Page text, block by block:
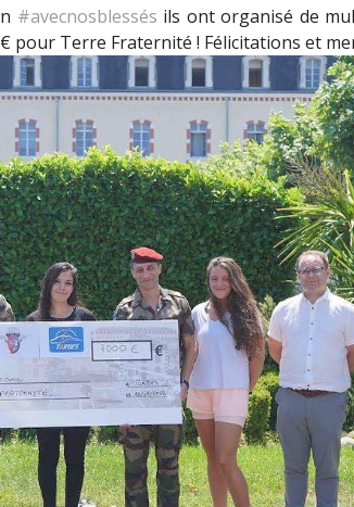
#avecnosblessés ils ont organisé de
pour Terre Fraternité ! Félicitations et